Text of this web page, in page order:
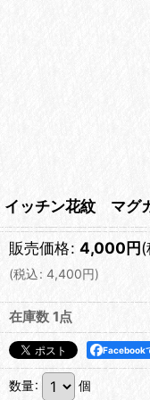
イッチン花紋 マグ
販売価格: 4,000円(
(税込: 4,400円)
在庫数 1点
Facebook
数量: 個